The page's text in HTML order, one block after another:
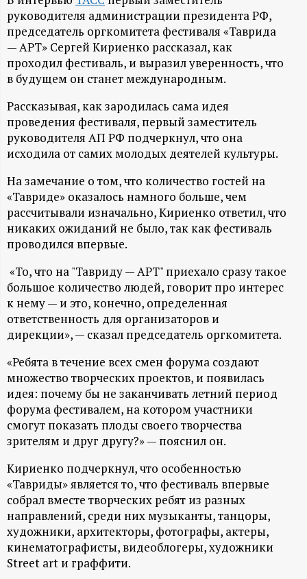
Н
-
и
н
ф
о
р
м
а
ц
и
о
н
н
ы
й
п
руководителя администрации президента РФ,
председатель оргкомитета фестиваля «Таврида
— АРТ» Сергей Кириенко рассказал, как
проходил фестиваль, и выразил уверенность, что
в будущем он станет международным.
Рассказывая, как зародилась сама идея
проведения фестиваля, первый заместитель
руководителя АП РФ подчеркнул, что она
исходила от самих молодых деятелей культуры.
На замечание о том, что количество гостей на
«Тавриде» оказалось намного больше, чем
рассчитывали изначально, Кириенко ответил, что
никаких ожиданий не было, так как фестиваль
проводился впервые.
«То, что на "Тавриду — АРТ" приехало сразу такое
большое количество людей, говорит про интерес
к нему — и это, конечно, определенная
ответственность для организаторов и
дирекции», — сказал председатель оргкомитета.
«Ребята в течение всех смен форума создают
множество творческих проектов, и появилась
идея: почему бы не заканчивать летний период
форума фестивалем, на котором участники
смогут показать плоды своего творчества
зрителям и друг другу?» — пояснил он.
Кириенко подчеркнул, что особенностью
«Тавриды» является то, что фестиваль впервые
собрал вместе творческих ребят из разных
направлений, среди них музыканты, танцоры,
художники, архитекторы, фотографы, актеры,
кинематографисты, видеоблогеры, художники
Street art и граффити.